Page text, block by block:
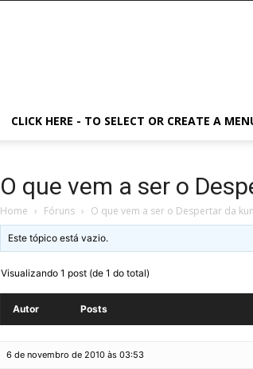
CLICK HERE - TO SELECT OR CREATE A
O que vem a ser o
Home › Fóruns › O que vem a ser o Despertar da
Este tópico está vazio.
Visualizando 1 post (de 1 do total)
Autor Posts
6 de novembro de 2010 às 03:53